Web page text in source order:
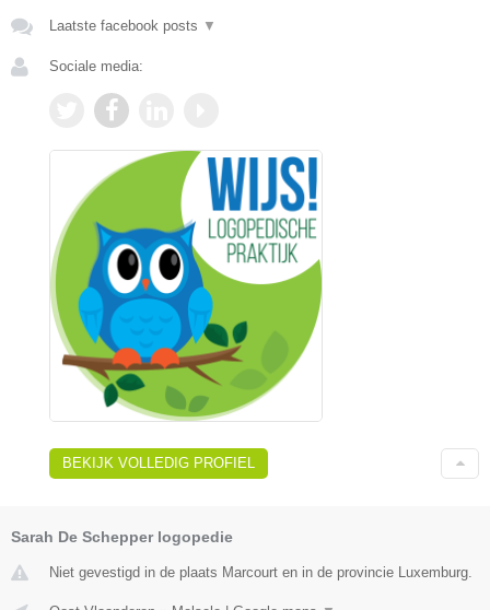
Laatste facebook posts ▼
Sociale media:
BEKIJK VOLLEDIG PROFIEL
Sarah De Schepper logopedie
Niet gevestigd in de plaats Marcourt en in de provincie Luxemburg.